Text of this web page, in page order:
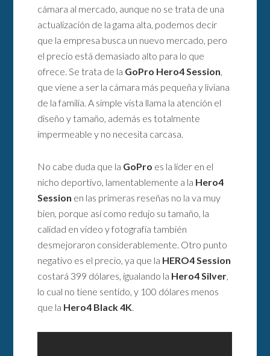
cámara al mercado, aunque no se trata de una
actualización de la gama alta, podemos decir
que la empresa busca un nuevo mercado, pero
el precio está demasiado alto para lo que
ofrece. Se trata de la GoPro Hero4 Session,
que viene a ser la cámara más pequeña y liviana
de la familia. A simple vista llama la atención el
diseño y tamaño, además es totalmente
impermeable y no necesita carcasa.
No cabe duda que la GoPro es la líder en el
nicho deportivo, lamentablemente a la Hero4
Session en las primeras reseñas no la va muy
bien, porque así como redujo su tamaño, la
calidad en video y fotografía también
desmejoraron considerablemente. Otro punto
negativo es el precio, ya que la HERO4 Session
costará 399 dólares, igualando la Hero4 Silver,
lo cual no tiene sentido, y 100 dólares menos
que la Hero4 Black 4K.